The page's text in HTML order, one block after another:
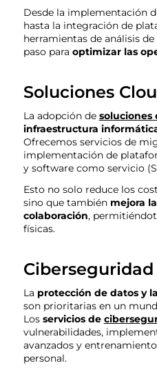
Desde la implementación
hasta la integración de
herramientas de análisis
paso para optimizar las
Soluciones
La adopción de soluciones
infraestructura
Ofrecemos servicios de
implementación de
y software como servicio
Esto no solo reduce los
sino que también mejora la
colaboración,
físicas.
Ciberseguridad
La protección de datos y
son prioritarias en un
Los servicios de
vulnerabilidades,
avanzados y
personal.